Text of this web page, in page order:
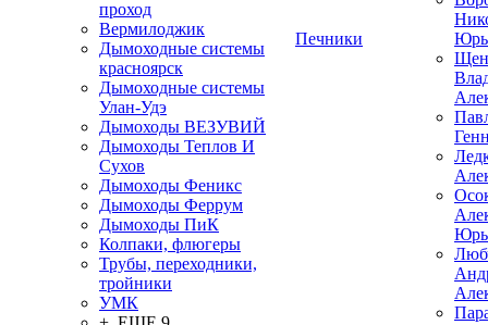
проход
Вермилоджик
Дымоходные системы
красноярск
Дымоходные системы
Улан-Удэ
Дымоходы ВЕЗУВИЙ
Дымоходы Теплов И
Сухов
Дымоходы Феникс
Дымоходы Феррум
Дымоходы ПиК
Колпаки, флюгеры
Трубы, переходники,
тройники
УМК
Печники